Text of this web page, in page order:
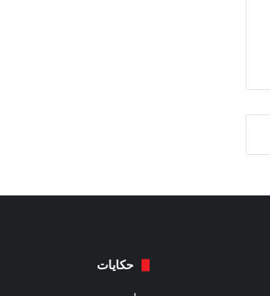
حكايات